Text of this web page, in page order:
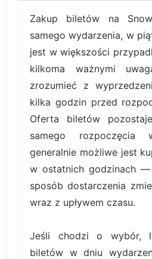
Zakup biletów na
samego wydarzenia, w
jest w większości
kilkoma ważnymi
zrozumieć z
kilka godzin przed
Oferta biletów
samego rozpoczęcia
generalnie możliwe jest
w ostatnich godzinach
sposób dostarczenia
wraz z upływem czasu.
Jeśli chodzi o wybór,
biletów w dniu